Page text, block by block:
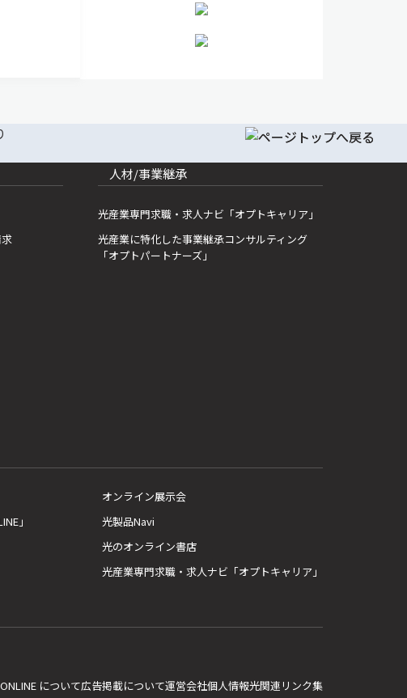
人材/事業継承
光産業専門求職・求人ナビ「オプトキャリア」
光産業に特化した事業継承コンサルティング
「オプトパートナーズ」
」
オンライン展示会
光製品Navi
光のオンライン書店
光産業専門求職・求人ナビ「オプトキャリア」
について広告掲載について運営会社個人情報光関連リンク集